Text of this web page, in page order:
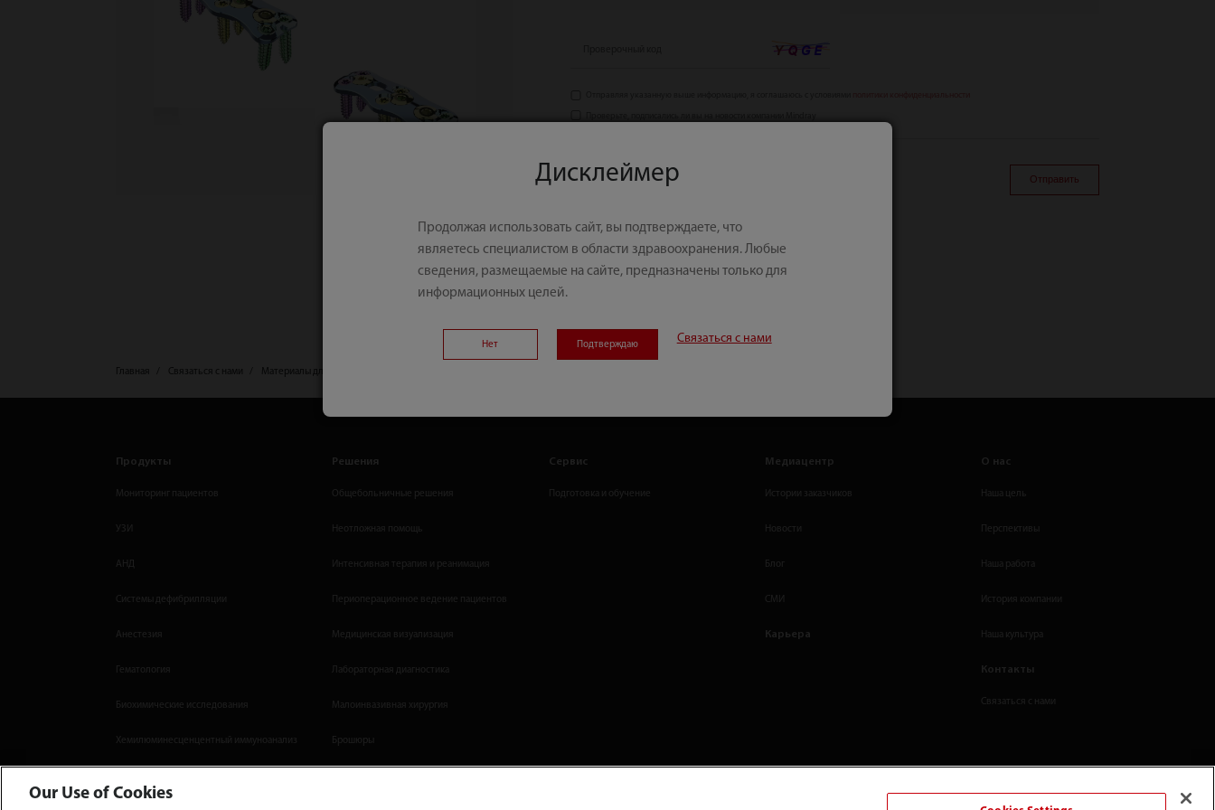
Отправить
Главная Связаться с нами Материалы для загрузки
Продукты
Мониторинг пациентов
УЗИ
АНД
Системы дефибрилляции
Анестезия
Гематология
Биохимические исследования
Хемилюминесценцентный иммуноанализ
Решения
Общебольничные решения
Неотложная помощь
Интенсивная терапия и реанимация
Периоперационное ведение пациентов
Медицинская визуализация
Лабораторная диагностика
Малоинвазивная хирургия
Брошюры
Сервис
Подготовка и обучение
Медиацентр
Истории заказчиков
Новости
Блог
Карьера
О нас
Наша цель
Перспективы
Наша работа
История компании
Наша культура
Контакты
Связаться с нами
Дисклеймер
Продолжая использовать сайт, вы подтверждаете, что
являетесь специалистом в области здравоохранения. Любые
сведения, размещаемые на сайте, предназначены только для
информационных целей.
Нет Подтверждаю Связаться с нами
Our Use of Cookies